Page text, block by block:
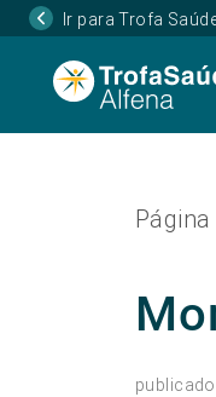
Ir para Trofa